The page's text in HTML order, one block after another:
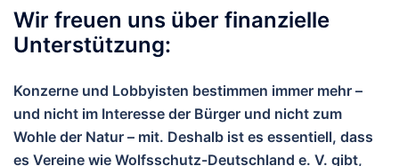
Wir freuen uns über finanzielle
Unterstützung:
Konzerne und Lobbyisten bestimmen immer mehr –
und nicht im Interesse der Bürger und nicht zum
Wohle der Natur – mit. Deshalb ist es essentiell, dass
es Vereine wie Wolfsschutz-Deutschland e. V. gibt,